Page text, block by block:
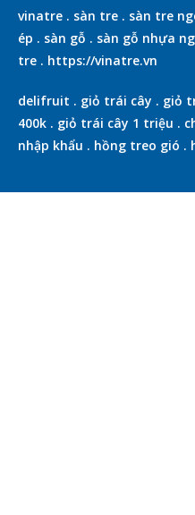
vinatre . sàn tre . sàn tre
ép . sàn gỗ . sàn gỗ nhựa
tre . https://vinatre.vn
delifruit . giỏ trái cây . giỏ
400k . giỏ trái cây 1 triệu .
nhập khẩu . hồng treo gió .